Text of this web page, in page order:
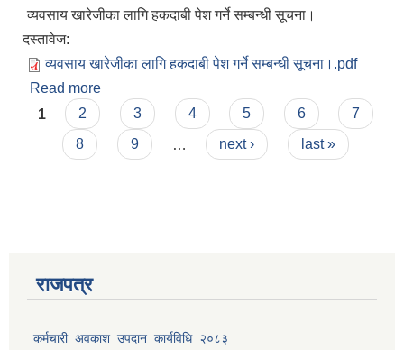
व्यवसाय खारेजीका लागि हकदाबी पेश गर्ने सम्बन्धी सूचना।
दस्तावेज:
व्यवसाय खारेजीका लागि हकदाबी पेश गर्ने सम्बन्धी सूचना।.pdf
Read more
सूचना।
Pages
1 2 3 4 5 6
7
8
9 next › last »
राजपत्र
कर्मचारी_अवकाश_उपदान_कार्यविधि_२०८३